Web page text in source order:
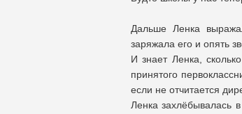
Дальше Ленка
заряжала его и опять
И знает Ленка,
принятого
если не отчитается
Ленка захлёбывалась